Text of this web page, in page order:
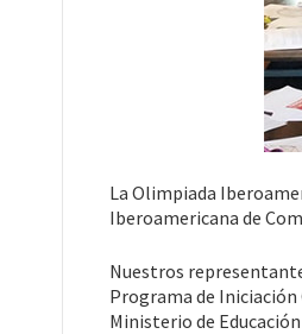
La Olimpiada
Iberoamericana de
Nuestros
Programa de
Ministerio de Educación